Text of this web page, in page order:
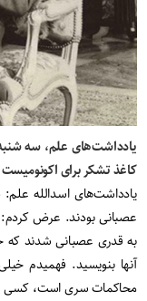
کاغذ تشکر برای
یادداشت‌های اسدالله
عصبانی بودند. عرض
به قدری عصبانی شدند
آنها بنویسید. فهمیدم
محاکمات سری است، کسی